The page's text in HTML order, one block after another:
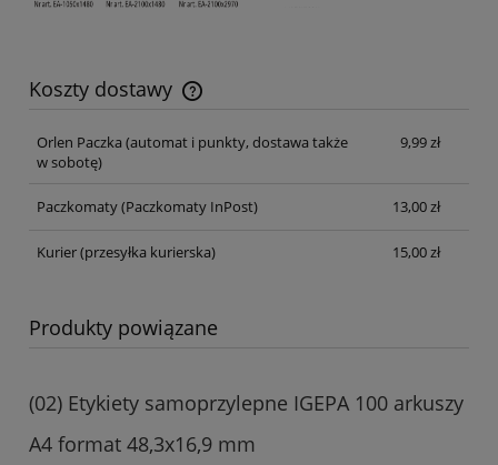
Koszty dostawy
Cena nie zawiera ewentualnych kosztów płatności
Orlen Paczka (automat i punkty, dostawa także
w sobotę)
9,99 zł
Paczkomaty(Paczkomaty InPost) 13,00 zł
Kurier(przesyłka kurierska) 15,00 zł
Produkty powiązane
(02) Etykiety samoprzylepne IGEPA 100 arkuszy
A4 format 48,3x16,9 mm